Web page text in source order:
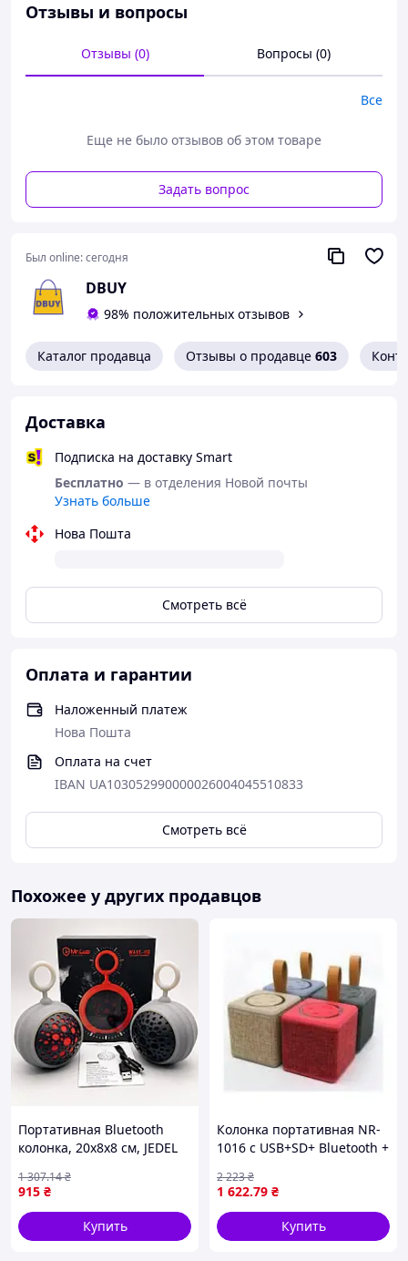
Отзывы и вопросы
Отзывы (0) Вопросы (0)
Все
Еще не было отзывов об этом товаре
Задать вопрос
Был online:сегодня
DBUY
98% положительных отзывов
Каталог продавца Отзывы о продавце 603
Доставка
Подписка на доставку Smart
Бесплатно — в отделения Новой почты
Узнать больше
Нова Пошта
Смотреть всё
Оплата и гарантии
Наложенный платеж
Нова Пошта
Оплата на счет
IBAN UA103052990000026004045510833
Смотреть всё
Похожее у других продавцов
Портативная Bluetooth
колонка, 20x8х8 см, JEDEL
Беспроводная колонка /
Колонка блютуз
915 ₴
1 307.14₴
Купить
Колонка портативная NR-
1016 с USB+SD+ Bluetooth +
1 622.79 ₴
2 223₴
Купить